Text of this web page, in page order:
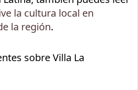
la cultura local en
la región.
sobre Villa La